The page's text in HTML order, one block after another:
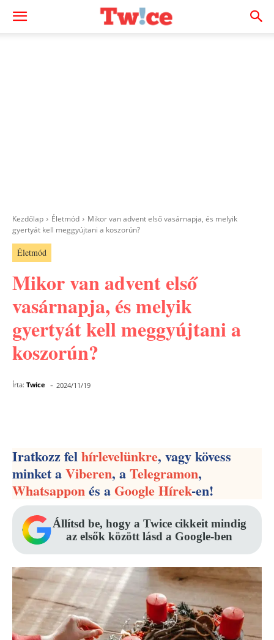
Kezdőlap Életmód
Mikor van advent első vasárnapja, és melyik
gyertyát kell meggyújtani a koszorún?
Életmód
Mikor van advent első
vasárnapja, és melyik
gyertyát kell meggyújtani a
koszorún?
Írta: Twice - 2024/11/19
Iratkozz felhírlevelünkre, vagy kövess
minket aViberen, aTelegramon,
Whatsapponés aGoogle Hírek-en!
Állítsd be, hogy a Twice cikkeit mindig
az elsők között lásd a Google-ben